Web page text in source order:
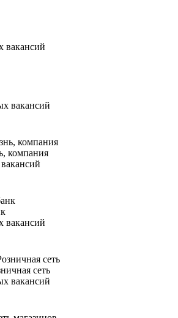
вакансий
вакансий
компания
вакансий
сеть
вакансий